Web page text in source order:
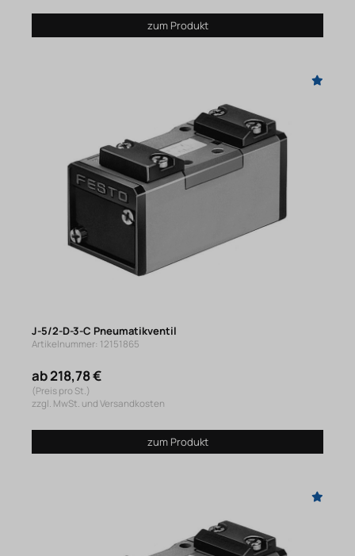
zum Produkt
J-5/2-D-3-C Pneumatikventil
Artikelnummer: 12151865
ab 218,78 €
(Preis pro St.)
zzgl. MwSt. und Versandkosten
zum Produkt